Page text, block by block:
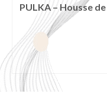
PULKA – Housse